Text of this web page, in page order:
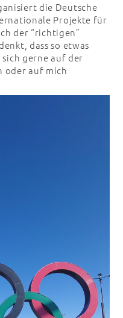
die Deutsche
Projekte für
der “richtigen”
dass so etwas
gerne auf der
oder auf mich